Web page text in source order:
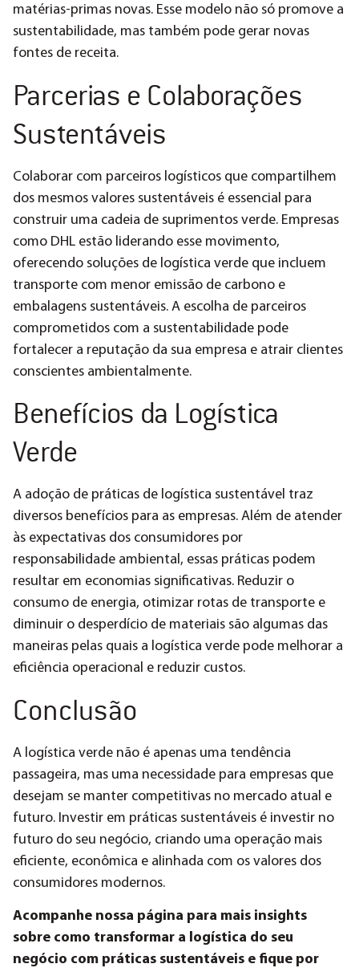
matérias-primas novas​​. Esse modelo não só promove a
sustentabilidade, mas também pode gerar novas
fontes de receita.
Parcerias e Colaborações
Sustentáveis
Colaborar com parceiros logísticos que compartilhem
dos mesmos valores sustentáveis é essencial para
construir uma cadeia de suprimentos verde. Empresas
como DHL estão liderando esse movimento,
oferecendo soluções de logística verde que incluem
transporte com menor emissão de carbono e
embalagens sustentáveis​. A escolha de parceiros
comprometidos com a sustentabilidade pode
fortalecer a reputação da sua empresa e atrair clientes
conscientes ambientalmente.
Benefícios da Logística
Verde
A adoção de práticas de logística sustentável traz
diversos benefícios para as empresas. Além de atender
às expectativas dos consumidores por
responsabilidade ambiental, essas práticas podem
resultar em economias significativas. Reduzir o
consumo de energia, otimizar rotas de transporte e
diminuir o desperdício de materiais são algumas das
maneiras pelas quais a logística verde pode melhorar a
eficiência operacional e reduzir custos​.
Conclusão
A logística verde não é apenas uma tendência
passageira, mas uma necessidade para empresas que
desejam se manter competitivas no mercado atual e
futuro. Investir em práticas sustentáveis é investir no
futuro do seu negócio, criando uma operação mais
eficiente, econômica e alinhada com os valores dos
consumidores modernos.
Acompanhe nossa página para mais insights
sobre como transformar a logística do seu
negócio com práticas sustentáveis e fique por